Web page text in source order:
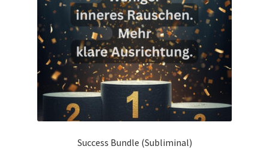
Success Bundle (Subliminal)